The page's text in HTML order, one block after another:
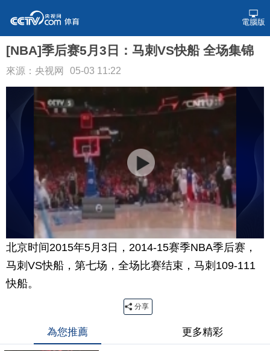
電腦版
[NBA]季后赛5月3日：马刺VS快船 全场集锦
來源：央视网 05-03 11:22
北京时间2015年5月3日，2014-15赛季NBA季后赛，
马刺VS快船，第七场，全场比赛结束，马刺109-111
快船。
分享
為您推薦 更多精彩